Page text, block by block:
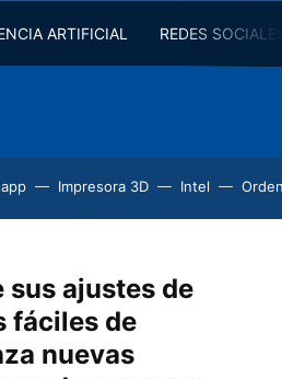
ARTIFICIAL REDES
Impresora 3D Intel
sus ajustes de
fáciles de
nuevas